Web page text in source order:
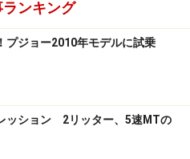
シーター、には5008
、なら迷わず3008を
全幅1860mm×全高
（GT BlueHDi）
ランキング
プジョー2010年モデルに試乗
ッション 2リッター、5速MTの